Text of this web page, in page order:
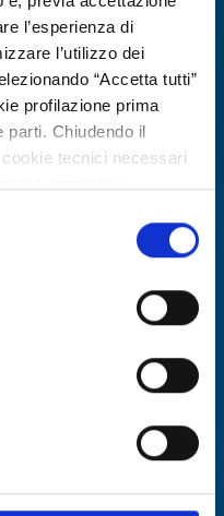
l’esperienza di
l’utilizzo dei
“Accetta tutti”
profilazione prima
parti. Chiudendo il
tecnici necessari
la nostra cookie policy.
it/co
it/pr
ottimizzazione
nell'industria
DISCOVER MORE →